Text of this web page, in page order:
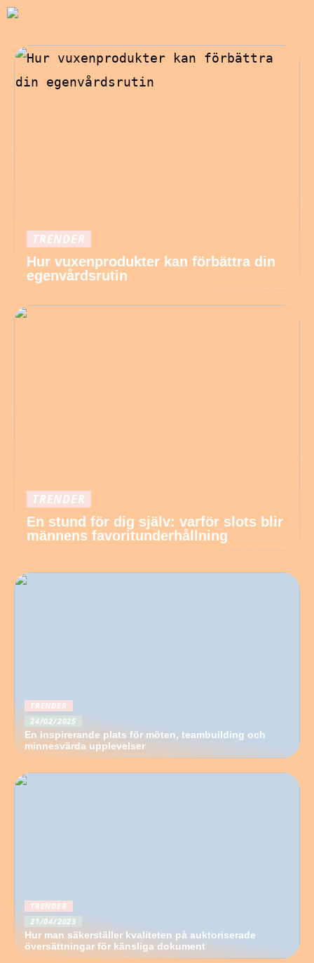
TRENDER
Hur vuxenprodukter kan förbättra din
egenvårdsrutin
TRENDER
En stund för dig själv: varför slots blir
männens favoritunderhållning
TRENDER
24/02/2025
En inspirerande plats för möten, teambuilding och
minnesvärda upplevelser
TRENDER
21/04/2023
Hur man säkerställer kvaliteten på auktoriserade
översättningar för känsliga dokument